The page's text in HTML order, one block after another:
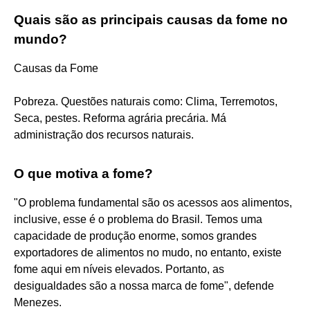
Quais são as principais causas da fome no
mundo?
Causas da Fome
Pobreza. Questões naturais como: Clima, Terremotos,
Seca, pestes. Reforma agrária precária. Má
administração dos recursos naturais.
O que motiva a fome?
"O problema fundamental são os acessos aos alimentos,
inclusive, esse é o problema do Brasil. Temos uma
capacidade de produção enorme, somos grandes
exportadores de alimentos no mudo, no entanto, existe
fome aqui em níveis elevados. Portanto, as
desigualdades são a nossa marca de fome", defende
Menezes.